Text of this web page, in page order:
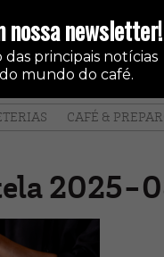
nossa newsletter!
principais notícias
mundo do café.
CAFÉ &
2025-